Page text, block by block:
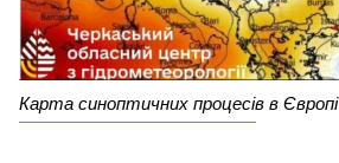
Карта синоптичних процесів в Європі